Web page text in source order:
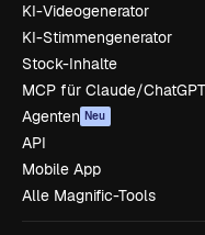
KI-Videogenerator
KI-Stimmengenerator
Stock-Inhalte
MCP für Claude/ChatGPT
Agenten Neu
API
Mobile App
Alle Magnific-Tools